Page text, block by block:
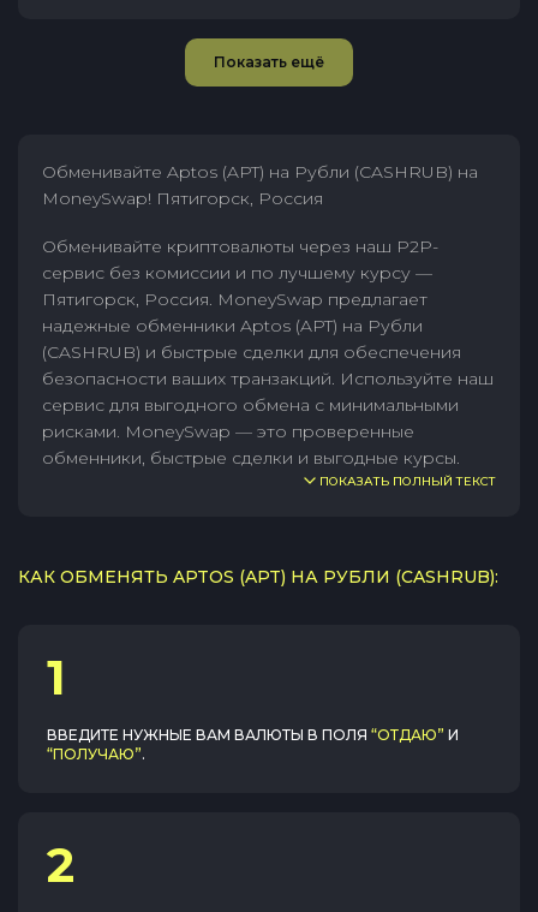
Показать ещё
Обменивайте Aptos (APT) на Рубли (CASHRUB) на
MoneySwap! Пятигорск, Россия
Обменивайте криптовалюты через наш P2P-
сервис без комиссии и по лучшему курсу —
Пятигорск, Россия. MoneySwap предлагает
надежные обменники Aptos (APT) на Рубли
(CASHRUB) и быстрые сделки для обеспечения
безопасности ваших транзакций. Используйте наш
сервис для выгодного обмена с минимальными
рисками. MoneySwap — это проверенные
обменники, быстрые сделки и выгодные курсы.
ПОКАЗАТЬ ПОЛНЫЙ ТЕКСТ
КАК ОБМЕНЯТЬ APTOS (APT) НА РУБЛИ (CASHRUB):
1
ВВЕДИТЕ НУЖНЫЕ ВАМ ВАЛЮТЫ В ПОЛЯ “ОТДАЮ” И
“ПОЛУЧАЮ”.
2